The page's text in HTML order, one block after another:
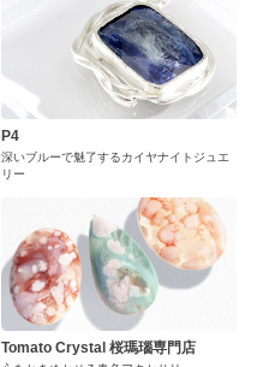
P4
深いブルーで魅了するカイヤナイトジュエ
リー
Tomato Crystal 桜瑪瑙専門店